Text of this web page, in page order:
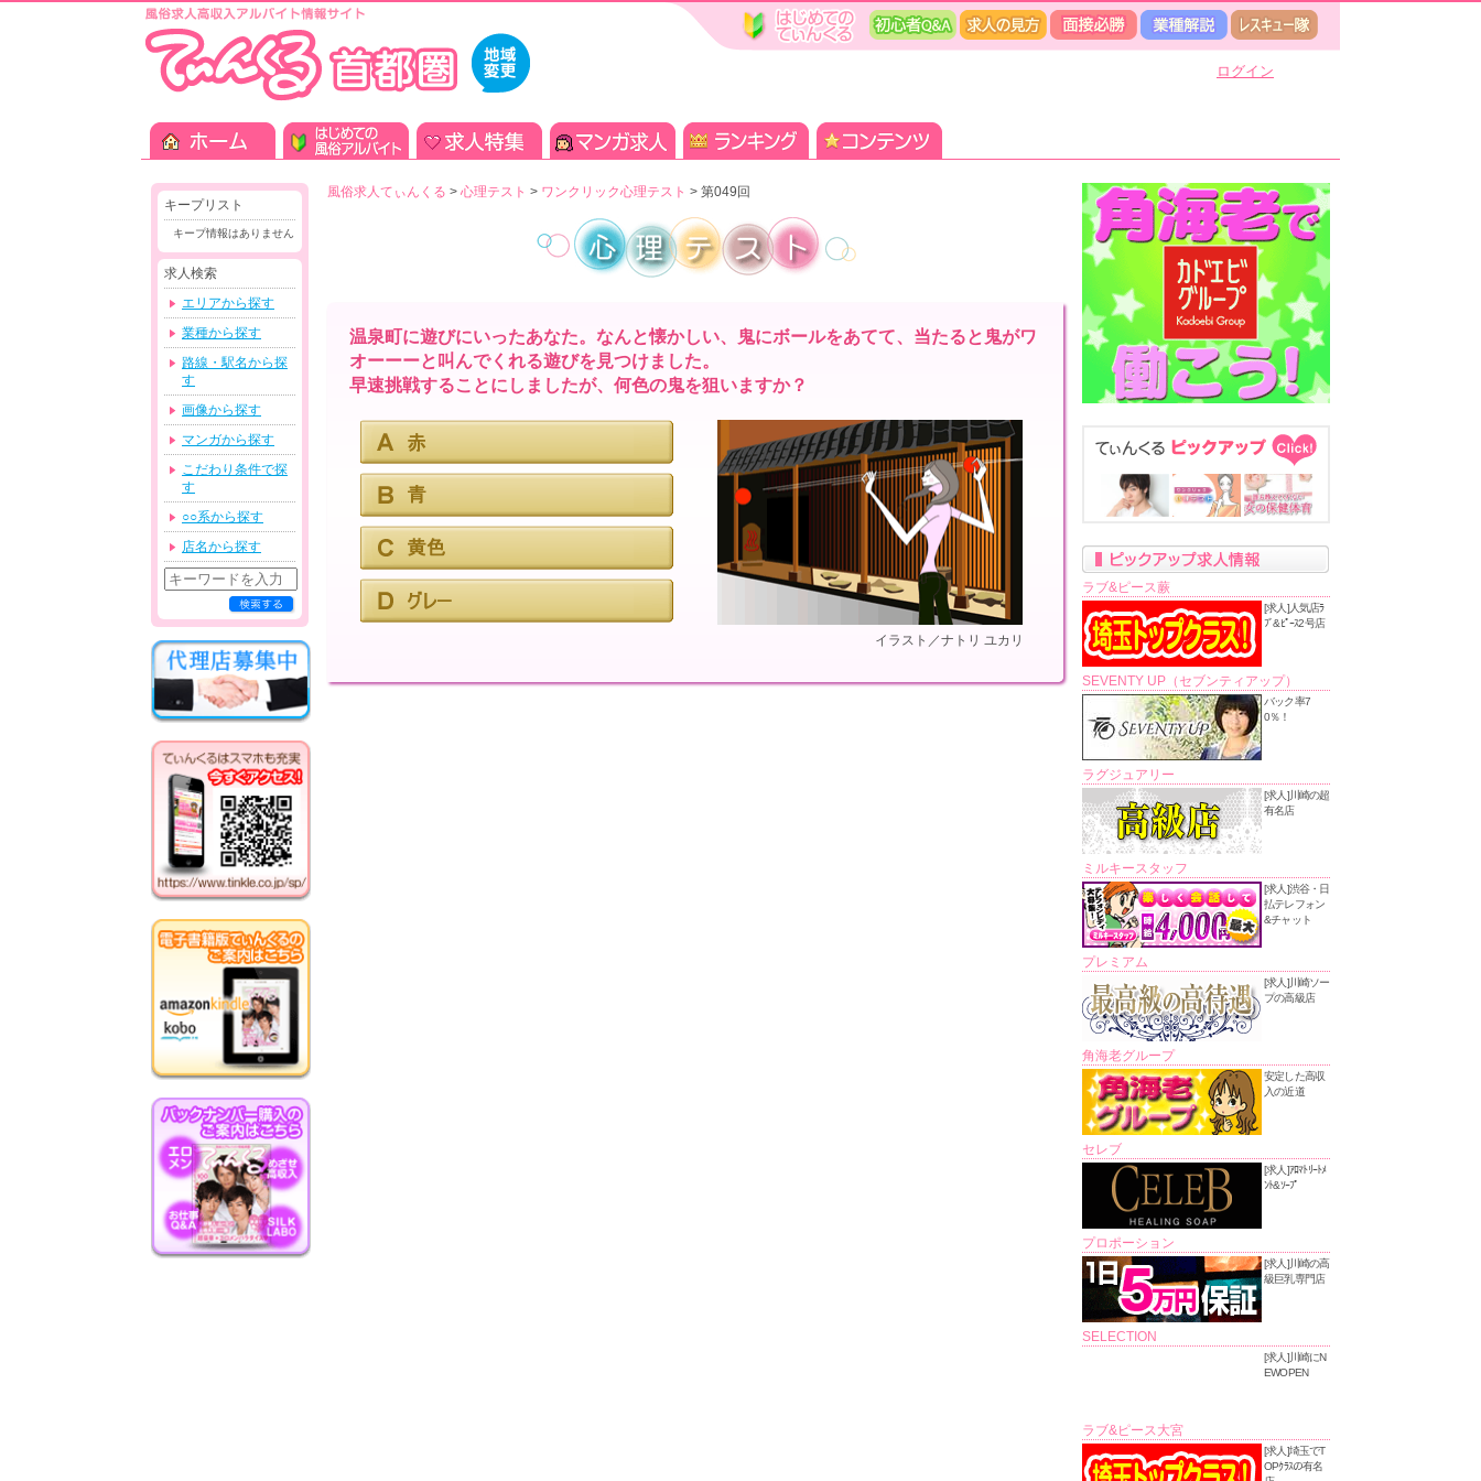
ログイン
風俗求人てぃんくる > 心理テスト > ワンクリック心理テスト > 第049回
温泉町に遊びにいったあなた。なんと懐かしい、鬼にボールをあてて、当たると鬼がワ
オーーーと叫んでくれる遊びを見つけました。
早速挑戦することにしましたが、何色の鬼を狙いますか？
イラスト／ナトリ ユカリ
キープリスト
キープ情報はありません
求人検索
エリアから探す
業種から探す
路線・駅名から探
す
画像から探す
マンガから探す
こだわり条件で探
す
○○系から探す
店名から探す
ラブ&ピース蕨
[求人]人気店ﾗ
ﾌﾞ&ﾋﾟｰｽ2号店
SEVENTY UP（セブンティアップ）
バック率7
0％！
ラグジュアリー
[求人]川崎の超
有名店
ミルキースタッフ
[求人]渋谷・日
払テレフォン
&チャット
プレミアム
[求人]川崎ソー
プの高級店
角海老グループ
安定した高収
入の近道
セレブ
[求人]ｱﾛﾏﾄﾘｰﾄﾒ
ﾝﾄ&ｿｰﾌﾟ
プロポーション
[求人]川崎の高
級巨乳専門店
SELECTION
[求人]川崎にN
EWOPEN
ラブ&ピース大宮
[求人]埼玉でT
OPｸﾗｽの有名